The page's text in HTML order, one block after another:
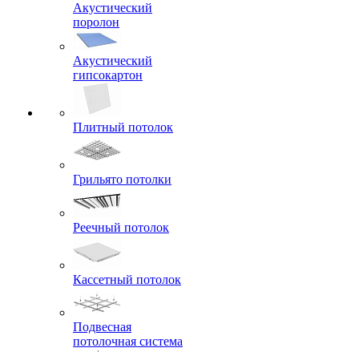
Акустический
поролон
Акустический
гипсокартон
Плитный потолок
Грильято потолки
Реечный потолок
Кассетный потолок
Подвесная
потолочная система